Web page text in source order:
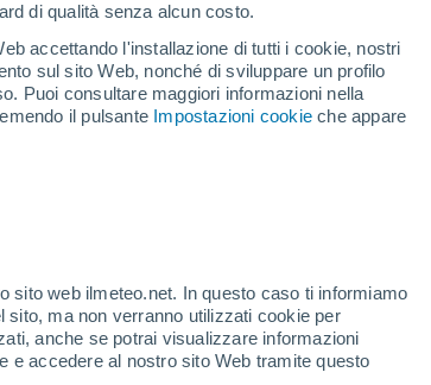
di qualità senza alcun costo.
accettando l'installazione di tutti i cookie, nostri
sul sito Web, nonché di sviluppare un profilo
Puoi consultare maggiori informazioni nella
il pulsante Impostazioni cookie che appare
sito web ilmeteo.net. In questo caso ti informiamo
ma non verranno utilizzati cookie per
anche se potrai visualizzare informazioni
e accedere al nostro sito Web tramite questo
e Urbino
Al Metauro
Di Pesaro